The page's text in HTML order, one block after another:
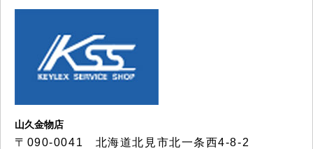
山久金物店
〒090-0041 北海道北見市北一条西4-8-2